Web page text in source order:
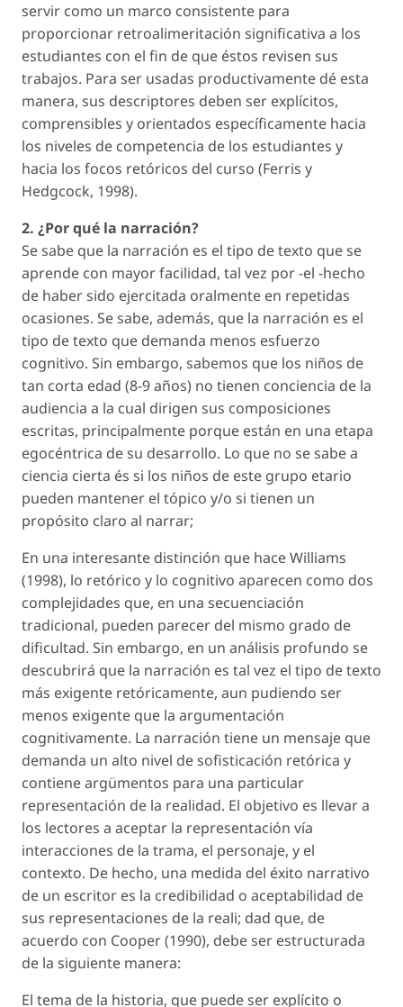
servir como un marco consistente para
proporcionar retroalimeritación significativa a los
estudiantes con el fin de que éstos revisen sus
trabajos. Para ser usadas productivamente dé esta
manera, sus descriptores deben ser explícitos,
comprensibles y orientados específicamente hacia
los niveles de competencia de los estudiantes y
hacia los focos retóricos del curso (Ferris y
Hedgcock, 1998).
2. ¿Por qué la narración?
Se sabe que la narración es el tipo de texto que se
aprende con mayor facilidad, tal vez por -el -hecho
de haber sido ejercitada oralmente en repetidas
ocasiones. Se sabe, además, que la narración es el
tipo de texto que demanda menos esfuerzo
cognitivo. Sin embargo, sabemos que los niños de
tan corta edad (8-9 años) no tienen conciencia de la
audiencia a la cual dirigen sus composiciones
escritas, principalmente porque están en una etapa
egocéntrica de su desarrollo. Lo que no se sabe a
ciencia cierta és si los niños de este grupo etario
pueden mantener el tópico y/o si tienen un
propósito claro al narrar;
En una interesante distinción que hace Williams
(1998), lo retórico y lo cognitivo aparecen como dos
complejidades que, en una secuenciación
tradicional, pueden parecer del mismo grado de
dificultad. Sin embargo, en un análisis profundo se
descubrirá que la narración es tal vez el tipo de texto
más exigente retóricamente, aun pudiendo ser
menos exigente que la argumentación
cognitivamente. La narración tiene un mensaje que
demanda un alto nivel de sofisticación retórica y
contiene argümentos para una particular
representación de la realidad. El objetivo es llevar a
los lectores a aceptar la representación vía
interacciones de la trama, el personaje, y el
contexto. De hecho, una medida del éxito narrativo
de un escritor es la credibilidad o aceptabilidad de
sus representaciones de la reali; dad que, de
acuerdo con Cooper (1990), debe ser estructurada
de la siguiente manera:
El tema de la historia, que puede ser explícito o